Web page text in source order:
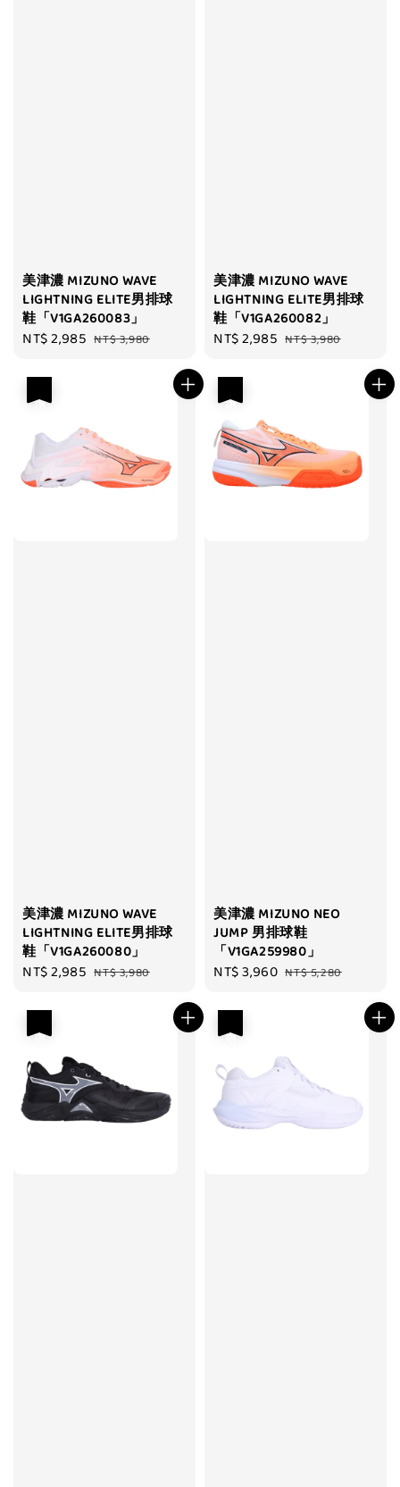
美津濃 MIZUNO WAVE
LIGHTNING ELITE男排球
鞋「V1GA260083」
Sale
NT$ 2,985 Regular
NT$ 3,980
美津濃 MIZUNO WAVE
LIGHTNING ELITE男排球
鞋「V1GA260082」
Sale
NT$ 2,985 Regular
NT$ 3,980
美津濃 MIZUNO WAVE
LIGHTNING ELITE男排球
鞋「V1GA260080」
Sale
NT$ 2,985 Regular
NT$ 3,980
美津濃 MIZUNO NEO
JUMP 男排球鞋
「V1GA259980」
Sale
NT$ 3,960 Regular
NT$ 5,280